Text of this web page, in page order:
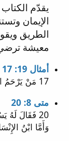
يقدّم
الإيمان
الطريق
معيشة ترضي
أمثال 19: 17
17 مَنْ يَرْحَمُ الْفَقِيرَ يُقْرِضُ الرَّبَّ وَعَنْ مَعْرُوفِهِ يُجَازِيهِ.
متى 8: 20
20 فَقَالَ
وَأَمَّا ابْنُ